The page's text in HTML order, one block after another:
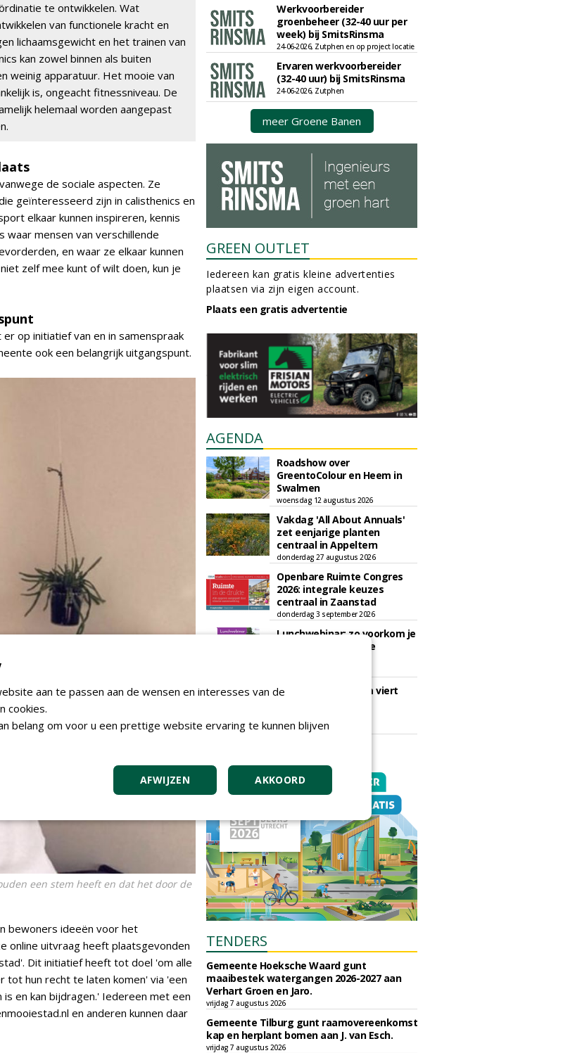
te ontwikkelen. Wat
van functionele kracht en
lichaamsgewicht en het trainen van
kan zowel binnen als buiten
weinig apparatuur. Het mooie van
is, ongeacht fitnessniveau. De
helemaal worden aangepast
de sociale aspecten. Ze
geïnteresseerd zijn in calisthenics en
elkaar kunnen inspireren, kennis
waar mensen van verschillende
en waar ze elkaar kunnen
zelf mee kunt of wilt doen, kun je
op initiatief van en in samenspraak
ook een belangrijk uitgangspunt.
een stem heeft en dat het door de
bewoners ideeën voor het
online uitvraag heeft plaatsgevonden
Dit initiatief heeft tot doel 'om alle
tot hun recht te laten komen' via 'een
en kan bijdragen.' Iedereen met een
en anderen kunnen daar
Werkvoorbereider
groenbeheer (32-40 uur per
week) bij SmitsRinsma
24-06-2026, Zutphen en op project locatie
Ervaren werkvoorbereider
(32-40 uur) bij SmitsRinsma
24-06-2026, Zutphen
meer Groene Banen
GREEN OUTLET
Iedereen kan gratis kleine advertenties
plaatsen via zijn eigen account.
Plaats een gratis advertentie
AGENDA
Roadshow over
GreentoColour en Heem in
Swalmen
woensdag 12 augustus 2026
Vakdag 'All About Annuals'
zet eenjarige planten
centraal in Appeltern
donderdag 27 augustus 2026
Openbare Ruimte Congres
2026: integrale keuzes
centraal in Zaanstad
donderdag 3 september 2026
Lunchwebinar: zo voorkom je
dat natuurinclusieve
Rooftop Symposium viert
vrijdag 18 september 2026
TENDERS
Gemeente Hoeksche Waard gunt
maaibestek watergangen 2026-2027 aan
Verhart Groen en Jaro.
vrijdag 7 augustus 2026
Gemeente Tilburg gunt raamovereenkomst
kap en herplant bomen aan J. van Esch.
vrijdag 7 augustus 2026
aan te passen aan de wensen en interesses van de
cookies.
belang om voor u een prettige website ervaring te kunnen blijven
AKKOORD
AFWIJZEN